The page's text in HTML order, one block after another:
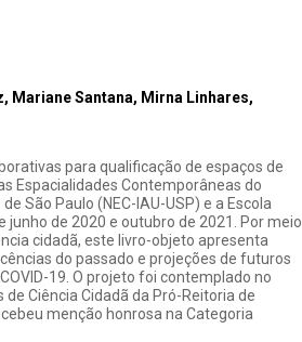
Mariane Santana, Mirna Linhares,
para qualificação de espaços de
Espacialidades Contemporâneas do
São Paulo (NEC-IAU-USP) e a Escola
junho de 2020 e outubro de 2021. Por meio
cidadã, este livro-objeto apresenta
do passado e projeções de futuros
19. O projeto foi contemplado no
Ciência Cidadã da Pró-Reitoria de
menção honrosa na Categoria